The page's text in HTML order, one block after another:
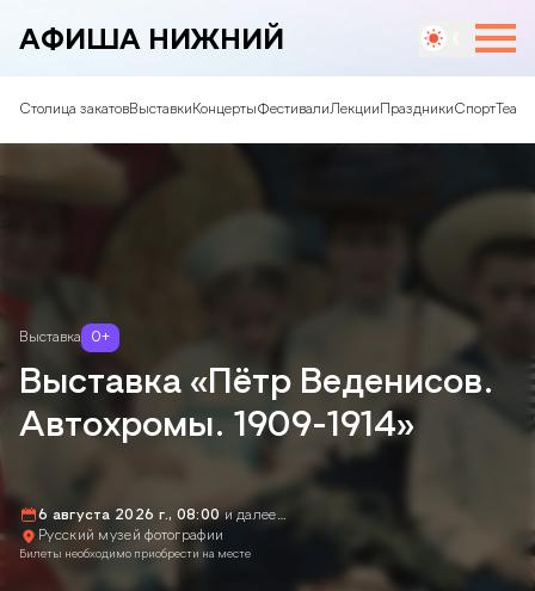
АФИША НИЖНИЙ
Столица закатовВыставкиКонцертыФестивалиЛекции ПраздникиСпорт
Выставка 0+
Выставка «Пётр Веденисов.
Автохромы. 1909-1914»
6 августа 2026 г., 08:00 и далее…
Русский музей фотографии
Билеты необходимо приобрести на месте